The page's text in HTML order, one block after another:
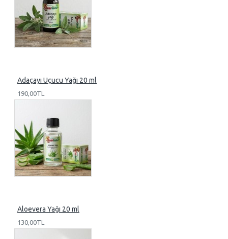
Adaçayı Uçucu Yağı 20 ml
190,00TL
Aloevera Yağı 20 ml
130,00TL